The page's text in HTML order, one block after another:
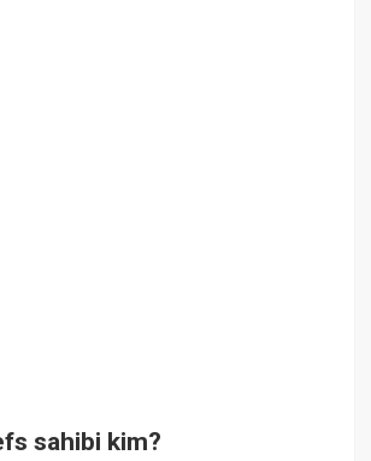
sahibi kim?